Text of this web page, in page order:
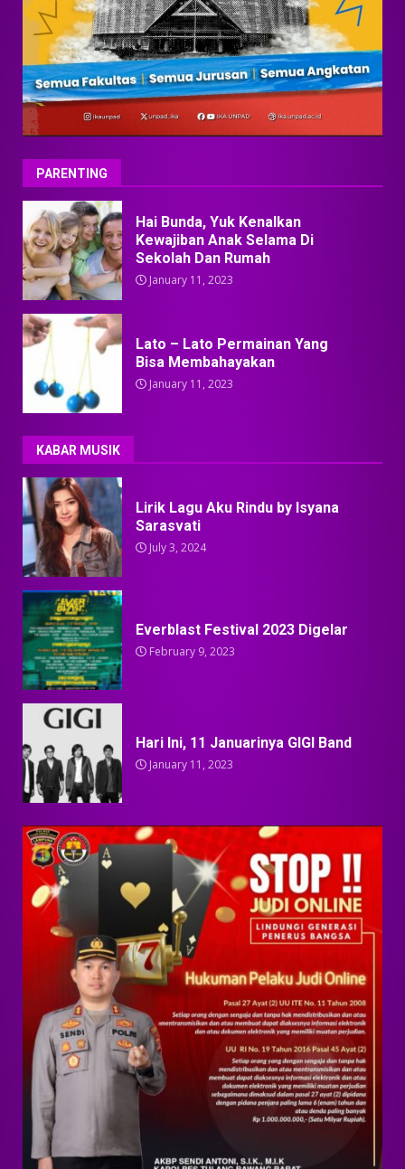
PARENTING
Hai Bunda, Yuk Kenalkan
Kewajiban Anak Selama Di
Sekolah Dan Rumah
January 11, 2023
Lato – Lato Permainan Yang
Bisa Membahayakan
January 11, 2023
KABAR MUSIK
Lirik Lagu Aku Rindu by Isyana
Sarasvati
July 3, 2024
Everblast Festival 2023 Digelar
February 9, 2023
Hari Ini, 11 Januarinya GIGI Band
January 11, 2023